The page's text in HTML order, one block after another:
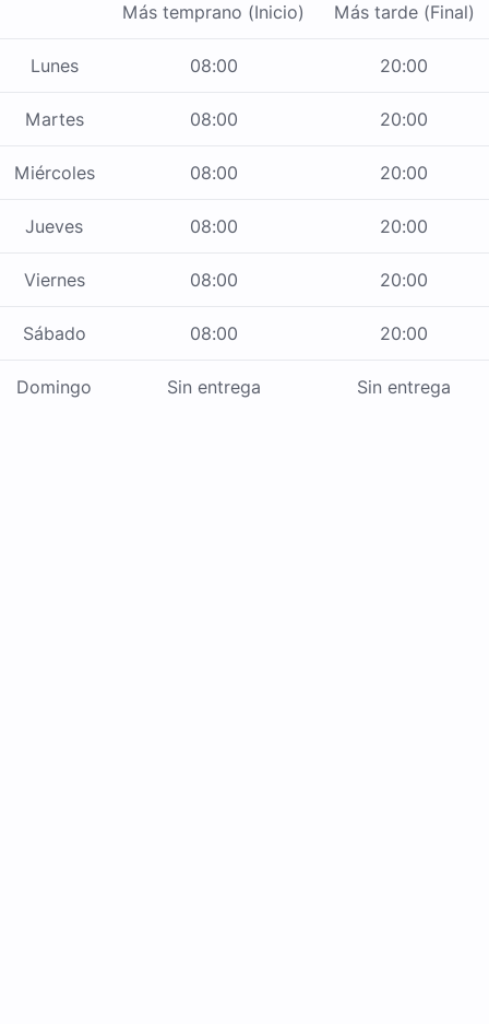
Más temprano (Inicio) Más tarde (Final)
Lunes 08:00 20:00
Martes 08:00 20:00
Miércoles 08:00 20:00
Jueves 08:00 20:00
Viernes 08:00 20:00
Sábado 08:00 20:00
Domingo Sin entrega Sin entrega